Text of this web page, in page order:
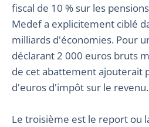
fiscal de 10 % sur les
Medef a explicitement ciblé
milliards d'économies. Pour
déclarant 2 000 euros bruts
de cet abattement ajouterait
d'euros d'impôt sur le revenu.
Le troisième est le report ou